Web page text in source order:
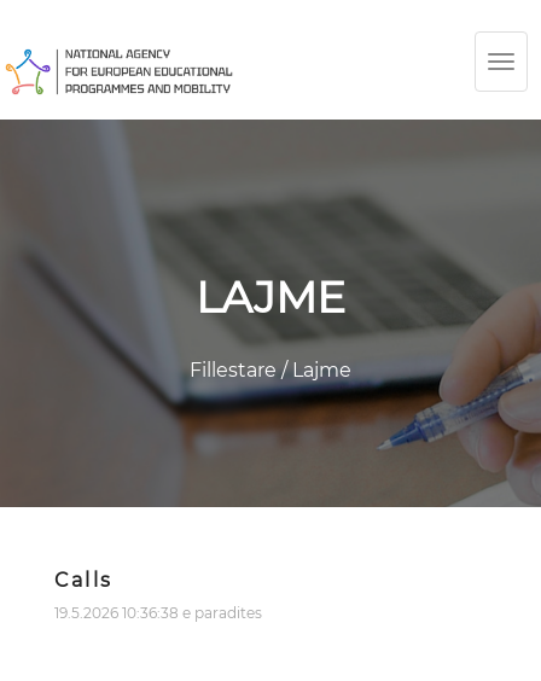
LAJME
Fillestare/Lajme
Calls
19.5.2026 10:36:38 e paradites